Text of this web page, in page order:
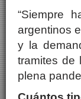
“Siempre
argentinos
y la
tramites de
plena